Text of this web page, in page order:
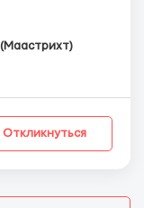
Откликнуться